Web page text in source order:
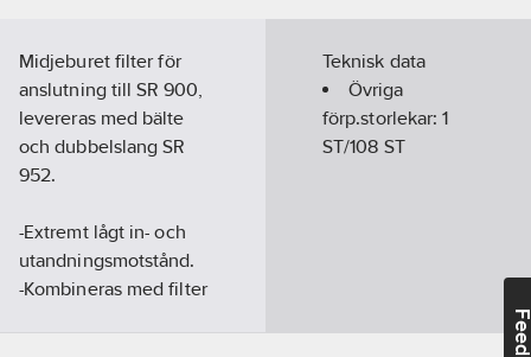
Midjeburet filter för
anslutning till SR 900,
levereras med bälte
och dubbelslang SR
952.
-Extremt lågt in- och
utandningsmotstånd.
-Kombineras med filter
Teknisk data
Övriga
förp.storlekar:1
ST/108 ST